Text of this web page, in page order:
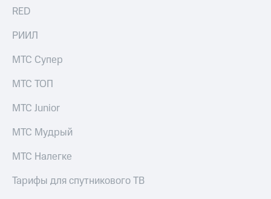
оператора
Оплата
интернета
и
ТВ
Переводы
телефона
RED
РИИЛ
МТС Супер
МТС ТОП
МТС Junior
МТС Мудрый
МТС Налегке
Тарифы для спутникового ТВ